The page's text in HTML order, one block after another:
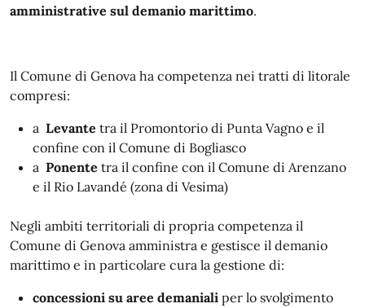
amministrative sul demanio marittimo.
Il Comune di Genova ha competenza nei tratti di litorale
compresi:
a Levante tra il Promontorio di Punta Vagno e il
confine con il Comune di Bogliasco
a Ponente tra il confine con il Comune di Arenzano
e il Rio Lavandé (zona di Vesima)
Negli ambiti territoriali di propria competenza il
Comune di Genova amministra e gestisce il demanio
marittimo e in particolare cura la gestione di:
concessioni su aree demaniali per lo svolgimento